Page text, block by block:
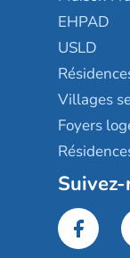
EHPAD
USLD
Villages
Foyers